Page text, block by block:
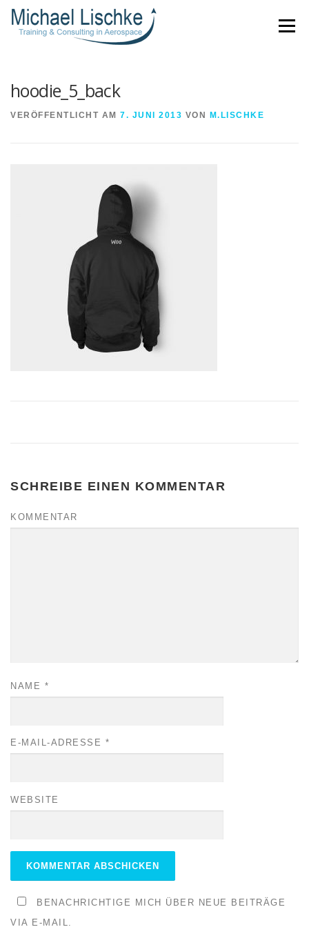
Direkt
zum
Menü
hoodie_5_back
VERÖFFENTLICHT AM 7. JUNI 2013 VON M.LISCHKE
SCHREIBE EINEN KOMMENTAR
KOMMENTAR
NAME *
E-MAIL-ADRESSE *
WEBSITE
BENACHRICHTIGE MICH ÜBER NEUE BEITRÄGE
VIA E-MAIL.